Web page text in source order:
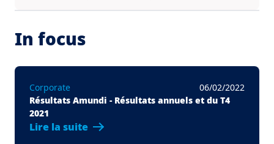
In focus
Corporate
06/02/2022
Résultats Amundi - Résultats annuels et du T4
2021
Lire la suite